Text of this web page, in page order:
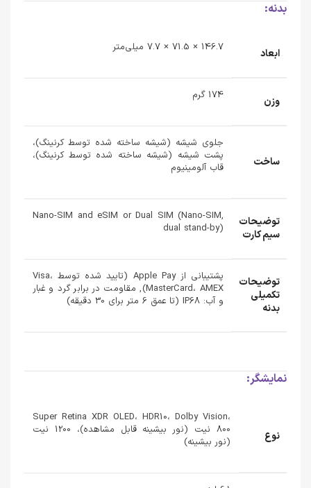
بدنه:
ابعاد 146.7 × 71.5 × 7.7 میلی‌متر
وزن 174 گرم
ساخت
جلوی شیشه (شیشه ساخته شده توسط کرنینگ)،
پشت شیشه (شیشه ساخته شده توسط کرنینگ)،
قاب آلومینیوم
توضیحات
سیم کارت
Nano-SIM and eSIM or Dual SIM (Nano-SIM,
dual stand-by)
توضیحات
تکمیلی
بدنه
پشتیبانی از Apple Pay (تایید شده توسط Visa،
MasterCard، AMEX), مقاومت در برابر گرد و غبار
و آب: IP68 (تا عمق 6 متر برای 30 دقیقه)
نمایشگر:
نوع
Super Retina XDR OLED، HDR10، Dolby Vision،
800 نیت (نور بیشینه قابل مشاهده)، 1200 نیت
(نور بیشینه)